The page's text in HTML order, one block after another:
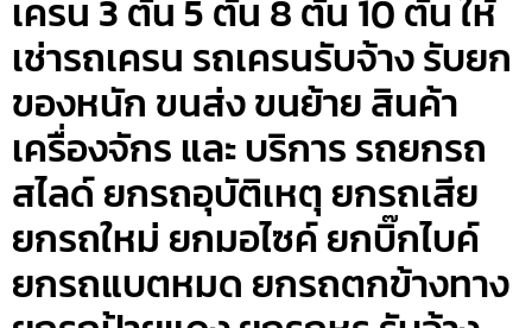
เครน 3 ตัน 5 ตัน 8 ตัน 10 ตัน ให้
เช่ารถเครน รถเครนรับจ้าง รับยก
ของหนัก ขนส่ง ขนย้าย สินค้า
เครื่องจักร และ บริการ รถยกรถ
สไลด์ ยกรถอุบัติเหตุ ยกรถเสีย
ยกรถใหม่ ยกมอไซค์ ยกบิ๊กไบค์
ยกรถแบตหมด ยกรถตกข้างทาง